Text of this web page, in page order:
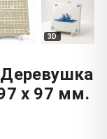
3D
x 97 мм.